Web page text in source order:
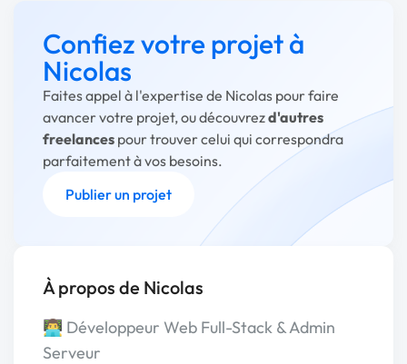
Confiez votre projet à
Nicolas
Faites appel à l'expertise de Nicolas pour faire
avancer votre projet, ou découvrezd'autres
freelances pour trouver celui qui correspondra
parfaitement à vos besoins.
Publier un projet
À propos de Nicolas
👨‍💻 Développeur Web Full-Stack & Admin
Serveur